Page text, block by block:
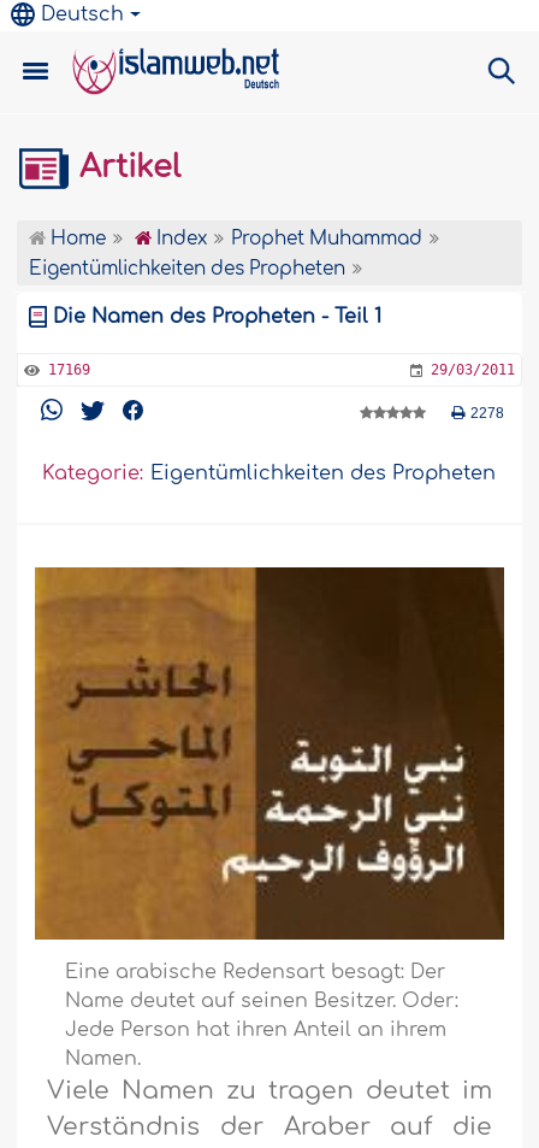
Deutsch
Artikel
Home Index
Prophet Muhammad
Eigentümlichkeiten des Propheten
Die Namen des Propheten - Teil 1
17169 29/03/2011
2278
Kategorie: Eigentümlichkeiten des Propheten
Eine arabische Redensart besagt: Der
Name deutet auf seinen Besitzer. Oder:
Jede Person hat ihren Anteil an ihrem
Namen.
Viele Namen zu tragen deutet im
Verständnis der Araber auf die